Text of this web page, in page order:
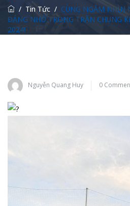
/ Tin Tức / CÙNG NGẮM NHÌN
ĐÁNG NHỚ TRONG TRẬN CHUNG
2024!
Nguyễn Quang Huy 0